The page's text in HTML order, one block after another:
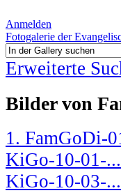
Anmelden
Fotogalerie der
Erweiterte
Bilder von
1. FamGoDi-
KiGo-10-01-...
KiGo-10-03-...